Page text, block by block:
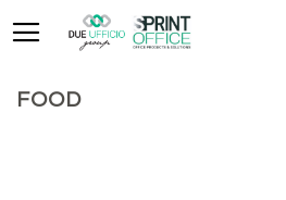
FOOD